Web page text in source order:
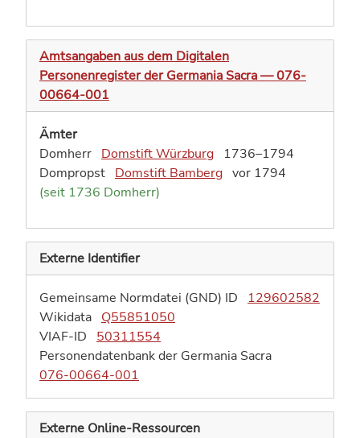
Amtsangaben aus dem Digitalen
Personenregister der Germania Sacra — 076-
00664-001
Ämter
Domherr Domstift Würzburg
1736–1794
Dompropst Domstift Bamberg vor 1794
(seit 1736 Domherr)
Externe Identifier
Gemeinsame Normdatei (GND) ID
129602582
Wikidata Q55851050
VIAF-ID
50311554
Personendatenbank der Germania Sacra
076-00664-001
Externe Online-Ressourcen